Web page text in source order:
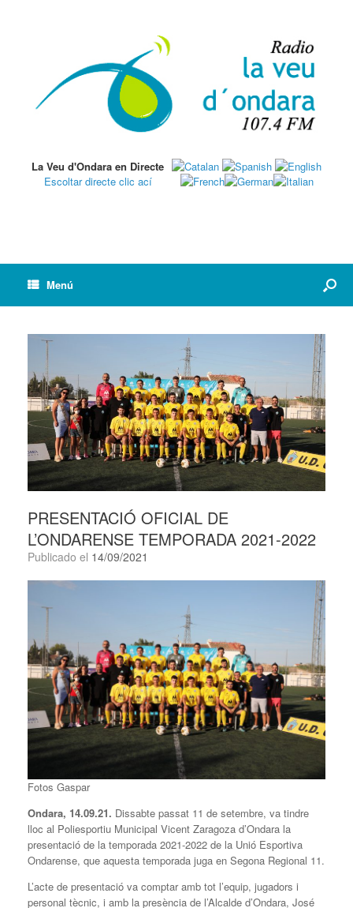
La Veu d'Ondara en Directe
Escoltar directe clic ací
Menú
PRESENTACIÓ OFICIAL DE
L’ONDARENSE TEMPORADA 2021-2022
Publicado el 14/09/2021
Fotos Gaspar
Ondara, 14.09.21. Dissabte passat 11 de setembre, va tindre
lloc al Poliesportiu Municipal Vicent Zaragoza d’Ondara la
presentació de la temporada 2021-2022 de la Unió Esportiva
Ondarense, que aquesta temporada juga en Segona Regional 11.
L’acte de presentació va comptar amb tot l’equip, jugadors i
personal tècnic, i amb la presència de l’Alcalde d’Ondara, José